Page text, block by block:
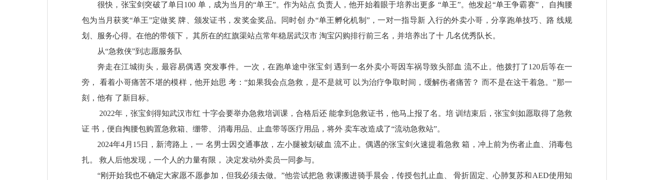
很快，张宝剑突破了单日100 单，成为当月的“单王”。作为站点 负责人，他开始着眼于培养出更多 “单王”。他发起“单王争霸赛”， 自掏腰
包为当月获奖“单王”定做奖 牌、颁发证书，发奖金奖品。同时创 办“单王孵化机制”，一对一指导新 入行的外卖小哥，分享跑单技巧、路 线规
划、服务心得。在他的带领下， 其所在的红旗渠站点常年稳居武汉市 淘宝闪购排行前三名，并培养出了十 几名优秀队长。
从“急救侠”到志愿服务队
奔走在江城街头，最容易偶遇 突发事件。一次，在跑单途中张宝剑 遇到一名外卖小哥因车祸导致头部血 流不止。他拨打了120后等在一
旁， 看着小哥痛苦不堪的模样，他开始思 考：“如果我会点急救，是不是就可 以为治疗争取时间，缓解伤者痛苦？ 而不是在这干着急。”那一
刻，他有 了新目标。
2022年，张宝剑得知武汉市红 十字会要举办急救培训课，合格后还 能拿到急救证书，他马上报了名。培 训结束后，张宝剑如愿取得了急救
证 书，便自掏腰包购置急救箱、绷带、 消毒用品、止血带等医疗用品，将外 卖车改造成了“流动急救站”。
2024年4月15日，新湾路上，一 名男士因交通事故，左小腿被划破血 流不止。偶遇的张宝剑火速提着急救 箱，冲上前为伤者止血、消毒包
扎。 救人后他发现，一个人的力量有限， 决定发动外卖员一同参与。
“刚开始我也不确定大家愿不愿参加，但我必须去做。”他尝试把急 救课搬进骑手晨会，传授包扎止血、 骨折固定、心肺复苏和AED使用知